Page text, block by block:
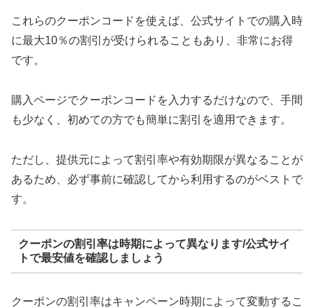
これらのクーポンコードを使えば、公式サイトでの購入時
に最大10％の割引が受けられることもあり、非常にお得
です。
購入ページでクーポンコードを入力するだけなので、手間
も少なく、初めての方でも簡単に割引を適用できます。
ただし、提供元によって割引率や有効期限が異なることが
あるため、必ず事前に確認してから利用するのがベストで
す。
クーポンの割引率は時期によって異なります/公式サイ
トで最安値を確認しましょう
クーポンの割引率はキャンペーン時期によって変動するこ